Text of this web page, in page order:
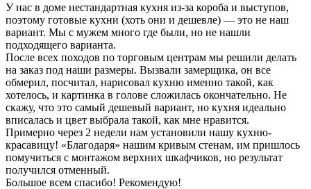
У нас в доме нестандартная кухня из-за короба и выступов,
поэтому готовые кухни (хоть они и дешевле) — это не наш
вариант. Мы с мужем много где были, но не нашли
подходящего варианта.
После всех походов по торговым центрам мы решили делать
на заказ под наши размеры. Вызвали замерщика, он все
обмерил, посчитал, нарисовал кухню именно такой, как
хотелось, и картинка в голове сложилась окончательно. Не
скажу, что это самый дешевый вариант, но кухня идеально
вписалась и цвет выбрала такой, как мне нравится.
Примерно через 2 недели нам установили нашу кухню-
красавицу! «Благодаря» нашим кривым стенам, им пришлось
помучиться с монтажом верхних шкафчиков, но результат
получился отменный.
Большое всем спасибо! Рекомендую!